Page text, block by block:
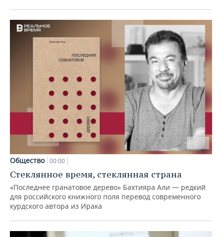
Общество 00:00
Стеклянное время, стеклянная страна
«Последнее гранатовое дерево» Бахтияра Али — редкий
для российского книжного поля перевод современного
курдского автора из Ирака